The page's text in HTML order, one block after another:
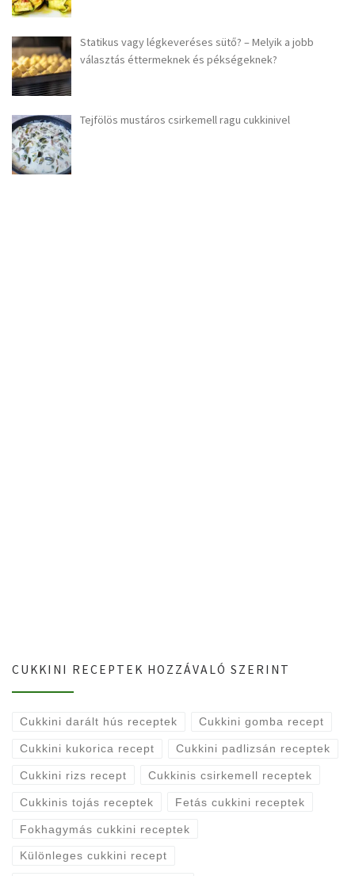
Statikus vagy légkeveréses sütő? – Melyik a jobb
választás éttermeknek és pékségeknek?
Tejfölös mustáros csirkemell ragu cukkinivel
CUKKINI RECEPTEK HOZZÁVALÓ SZERINT
Cukkini darált hús receptek Cukkini gomba recept
Cukkini kukorica recept Cukkini padlizsán receptek
Cukkini rizs recept Cukkinis csirkemell receptek
Cukkinis tojás receptek Fetás cukkini receptek
Fokhagymás cukkini receptek
Különleges cukkini recept